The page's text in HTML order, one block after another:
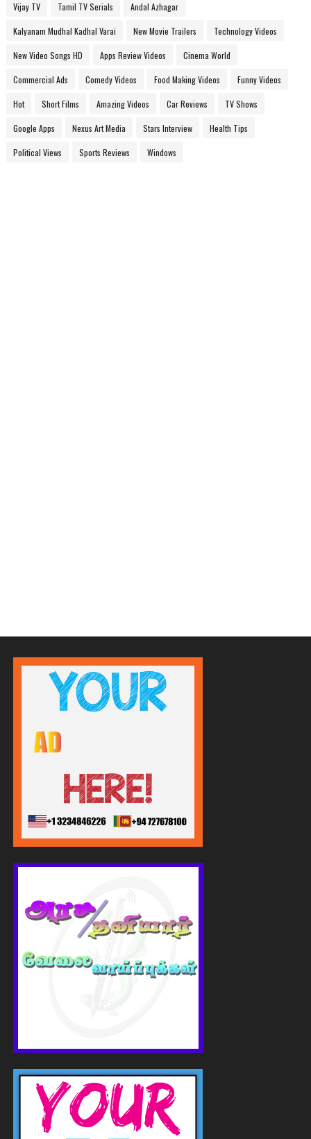
Vijay TV Tamil TV Serials Andal Azhagar
Kalyanam Mudhal Kadhal Varai New Movie Trailers Technology Videos
New Video Songs HD Apps Review Videos Cinema World
Commercial Ads Comedy Videos Food Making Videos Funny Videos
Hot Short Films Amazing Videos Car Reviews TV Shows
Google Apps Nexus Art Media Stars Interview Health Tips
Political Views Sports Reviews Windows